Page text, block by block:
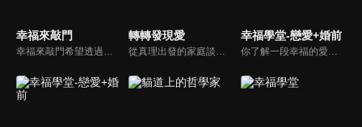
幸福來敲門 轉轉發現愛 幸福學堂-戀愛+婚前
你了解一段幸福的愛情是如何發展出來的嗎？你對你心中那一個對象，到底是愛還是喜歡？難道喜歡跟愛差距很大嗎？讓我們的大師來消除你心中的疑惑。